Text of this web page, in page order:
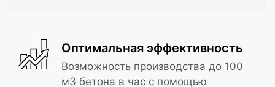
Оптимальная эффективность
Возможность производства до 100
м3 бетона в час с помощью